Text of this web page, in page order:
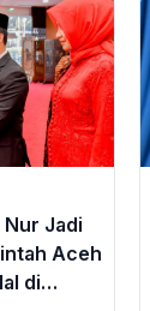
Jadi
Aceh
di